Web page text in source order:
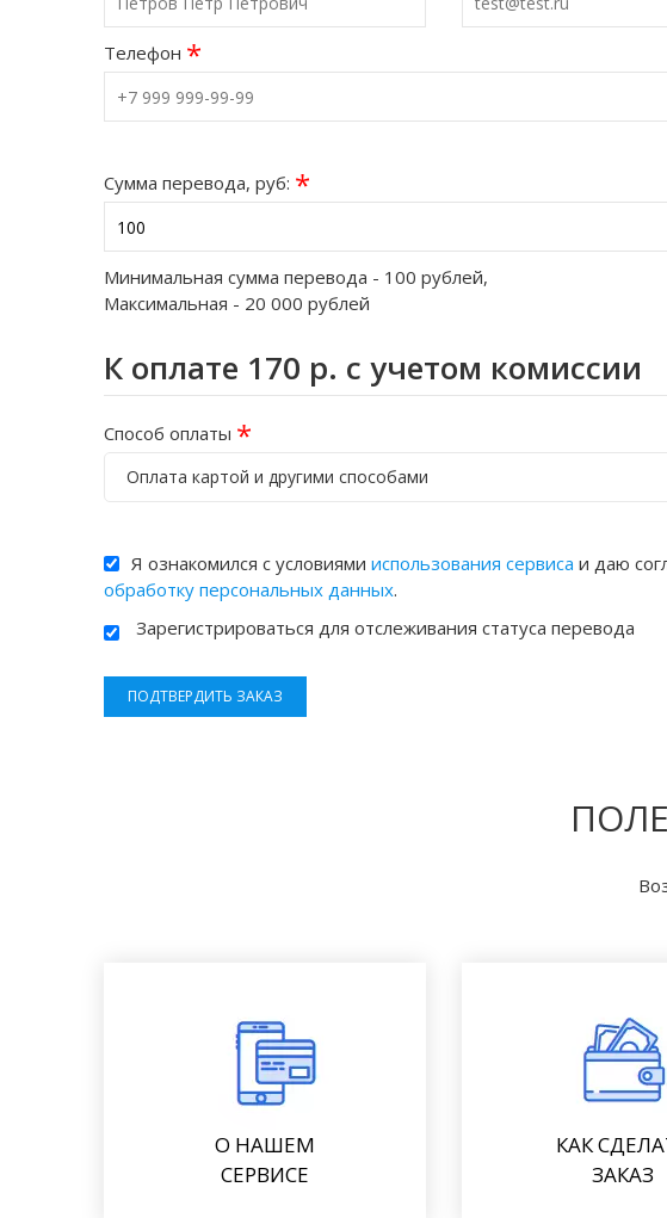
Телефон *
Сумма перевода, руб: *
Минимальная сумма перевода - 100 рублей,
Максимальная - 20 000 рублей
К оплате 170 р. с учетом комиссии
Способ оплаты *
Оплата картой и другими способами
Я ознакомился с условиями использования сервиса и даю
обработку персональных данных.
Зарегистрироваться для отслеживания статуса перевода
ПОДТВЕРДИТЬ ЗАКАЗ
О НАШЕМ
СЕРВИСЕ
КАК
ЗАКАЗ